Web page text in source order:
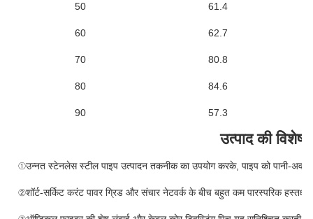
50 61.4
60 62.7
70 80.8
80 84.6
90 57.3
उत्पाद की
①उन्नत स्टेनलेस स्टील पाइप उत्पादन तकनीक का उपयोग करके, पाइप को पानी-
②शॉर्ट-सर्किट करंट पावर ग्रिड और संचार नेटवर्क के बीच बहुत कम पारस्परिक